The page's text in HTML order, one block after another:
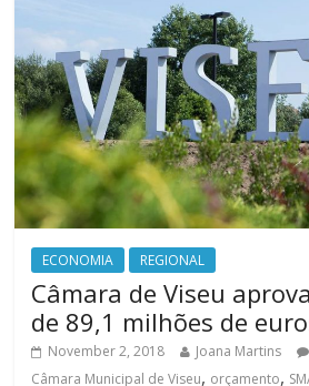
ECONOMIA REGIONAL
Câmara de Viseu
de 89,1 milhões de
November 2, 2018 Joana Martins
Câmara Municipal de Viseu, orçamento,